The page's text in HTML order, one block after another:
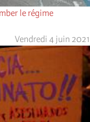
le régime
Vendredi 4 juin 2021